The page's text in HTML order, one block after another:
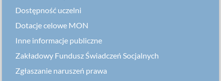
Dostępność uczelni
Dotacje celowe MON
Inne informacje publiczne
Zakładowy Fundusz Świadczeń Socjalnych
Zgłaszanie naruszeń prawa